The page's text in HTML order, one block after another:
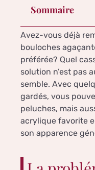
Sommaire
Avez-vous déjà
bouloches
préférée? Quel
solution n’est pas
semble. Avec
gardés, vous
peluches, mais
acrylique favorite
son apparence